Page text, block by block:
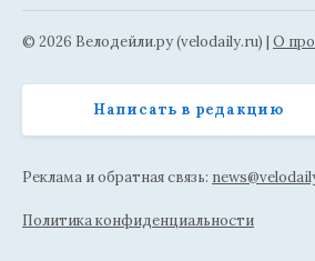
© 2026 Велодейли.ру (velodaily.ru) | О
Написать в редакцию
Реклама и обратная связь:
Политика конфиденциальности